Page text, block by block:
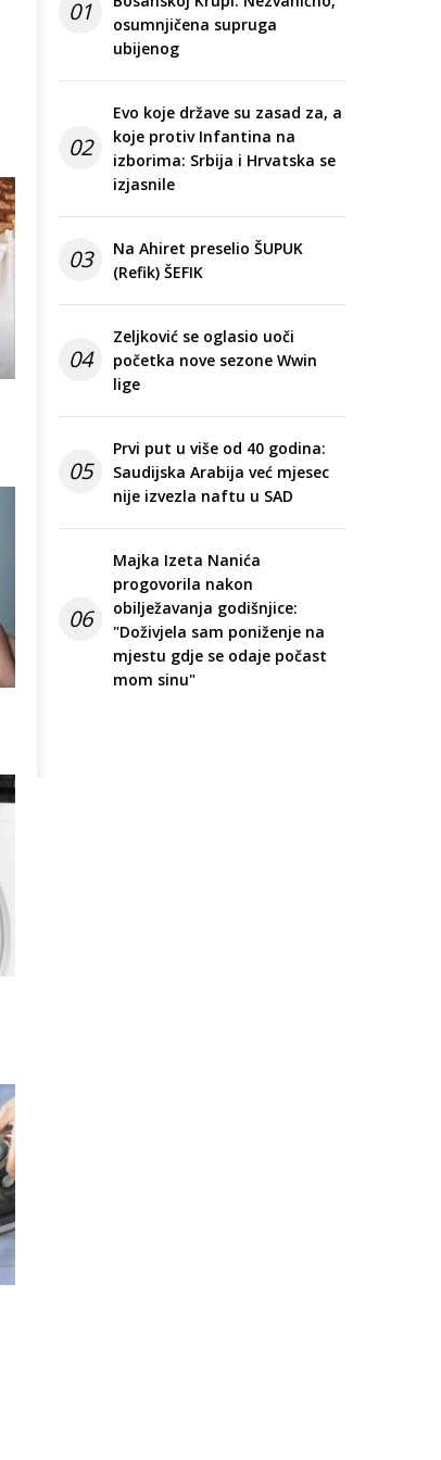
01
osumnjičena supruga
ubijenog
02
Evo koje države su zasad za, a
koje protiv Infantina na
izborima: Srbija i Hrvatska se
izjasnile
03
Na Ahiret preselio ŠUPUK
(Refik) ŠEFIK
04
Zeljković se oglasio uoči
početka nove sezone Wwin
lige
05
Prvi put u više od 40 godina:
Saudijska Arabija već mjesec
nije izvezla naftu u SAD
06
Majka Izeta Nanića
progovorila nakon
obilježavanja godišnjice:
"Doživjela sam poniženje na
mjestu gdje se odaje počast
mom sinu"